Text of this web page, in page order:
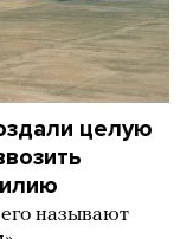
целую
называют